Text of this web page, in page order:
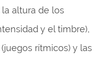
altura de los
y el timbre),
rítmicos) y las